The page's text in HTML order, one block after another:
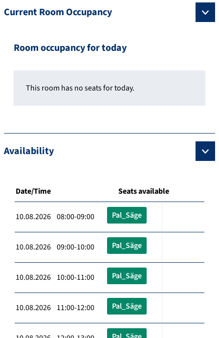
Current Room Occupancy
Room occupancy for today
This room has no seats for today.
Availability
Date/Time Seats available
10.08.2026 08:00-09:00 Pal_Säge
10.08.2026 09:00-10:00 Pal_Säge
10.08.2026 10:00-11:00 Pal_Säge
10.08.2026 11:00-12:00 Pal_Säge